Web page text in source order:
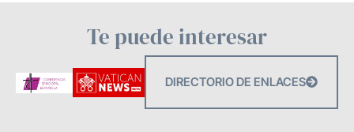
Te puede interesar
DIRECTORIO DE ENLACES